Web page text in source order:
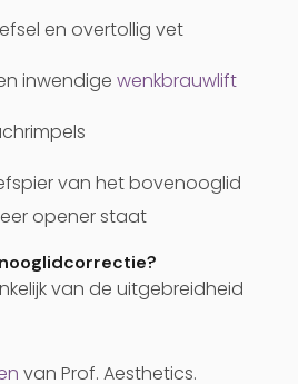
en overtollig vet
inwendige wenkbrauwlift
van het bovenooglid
opener staat
van de uitgebreidheid
van Prof. Aesthetics.